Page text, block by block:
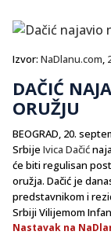
Izvor: NaDlanu.com,
DAČIĆ
ORUŽJU
BEOGRAD, 20.
Srbije Ivica Dačić
će biti regulisan
oružja. Dačić je
predstavnikom i
Srbiji Vilijemom
Nastavak na